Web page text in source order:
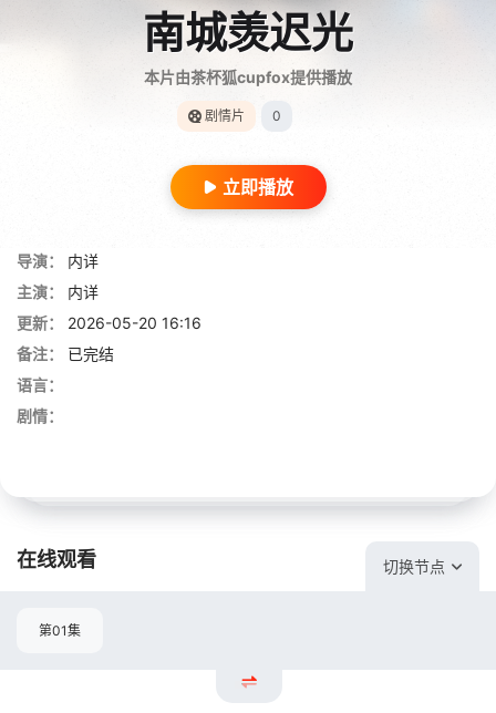
南城羡迟光
本片由茶杯狐cupfox提供播放
剧情片 0
立即播放
导演：
内详
主演：
内详
更新：
2026-05-20 16:16
备注：
已完结
语言：
剧情：
在线观看 切换节点
第01集